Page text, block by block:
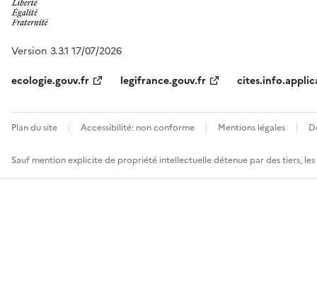
Version 3.3.1 17/07/2026
ecologie.gouv.fr
legifrance.gouv.fr
Plan du site Accessibilité: non conforme Mentions légales
Sauf mention explicite de propriété intellectuelle détenue par des tiers,